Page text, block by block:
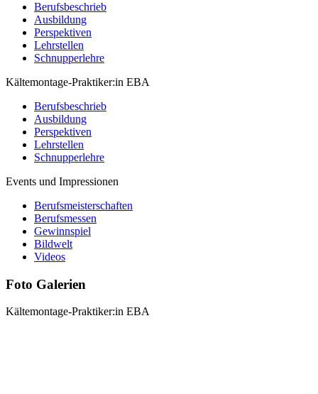
Berufsbeschrieb
Ausbildung
Perspektiven
Lehrstellen
Schnupperlehre
Kältemontage-Praktiker:in EBA
Berufsbeschrieb
Ausbildung
Perspektiven
Lehrstellen
Schnupperlehre
Events und Impressionen
Berufsmeisterschaften
Berufsmessen
Gewinnspiel
Bildwelt
Videos
Foto Galerien
Kältemontage-Praktiker:in EBA